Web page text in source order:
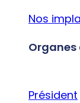
Nos
Organes
Président